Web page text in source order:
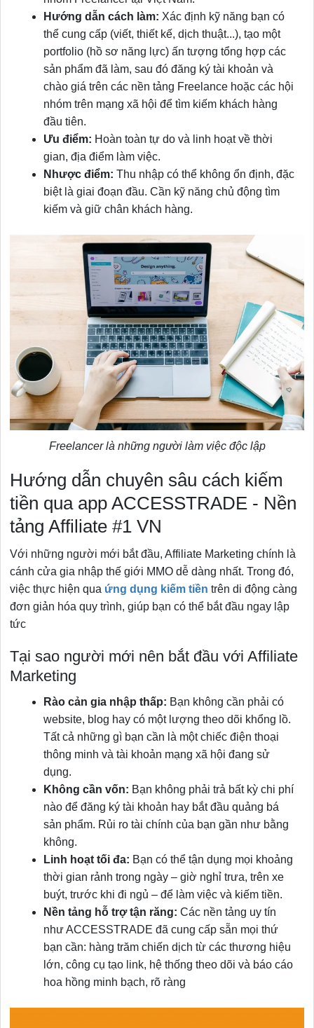
Hướng dẫn cách làm: Xác định kỹ năng bạn có
thể cung cấp (viết, thiết kế, dịch thuật...), tạo một
portfolio (hồ sơ năng lực) ấn tượng tổng hợp các
sản phẩm đã làm, sau đó đăng ký tài khoản và
chào giá trên các nền tảng Freelance hoặc các hội
nhóm trên mạng xã hội để tìm kiếm khách hàng
đầu tiên.
Ưu điểm: Hoàn toàn tự do và linh hoạt về thời
gian, địa điểm làm việc.
Nhược điểm: Thu nhập có thể không ổn định, đặc
biệt là giai đoạn đầu. Cần kỹ năng chủ động tìm
kiếm và giữ chân khách hàng.
Freelancer là những người làm việc độc lập
Hướng dẫn chuyên sâu cách kiếm
tiền qua app ACCESSTRADE - Nền
tảng Affiliate #1 VN
Với những người mới bắt đầu, Affiliate Marketing chính là
cánh cửa gia nhập thế giới MMO dễ dàng nhất. Trong đó,
việc thực hiện qua ứng dụng kiếm tiền trên di động càng
đơn giản hóa quy trình, giúp bạn có thể bắt đầu ngay lập
tức
Tại sao người mới nên bắt đầu với Affiliate
Marketing
Rào cản gia nhập thấp: Bạn không cần phải có
website, blog hay có một lượng theo dõi khổng lồ.
Tất cả những gì bạn cần là một chiếc điện thoại
thông minh và tài khoản mạng xã hội đang sử
dụng.
Không cần vốn: Bạn không phải trả bất kỳ chi phí
nào để đăng ký tài khoản hay bắt đầu quảng bá
sản phẩm. Rủi ro tài chính của bạn gần như bằng
không.
Linh hoạt tối đa: Bạn có thể tận dụng mọi khoảng
thời gian rảnh trong ngày – giờ nghỉ trưa, trên xe
buýt, trước khi đi ngủ – để làm việc và kiếm tiền.
Nền tảng hỗ trợ tận răng: Các nền tảng uy tín
như ACCESSTRADE đã cung cấp sẵn mọi thứ
bạn cần: hàng trăm chiến dịch từ các thương hiệu
lớn, công cụ tạo link, hệ thống theo dõi và báo cáo
hoa hồng minh bạch, rõ ràng